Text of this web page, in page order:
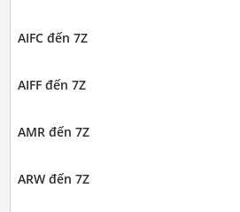
AIFC đến 7Z
AIFF đến 7Z
AMR đến 7Z
ARW đến 7Z